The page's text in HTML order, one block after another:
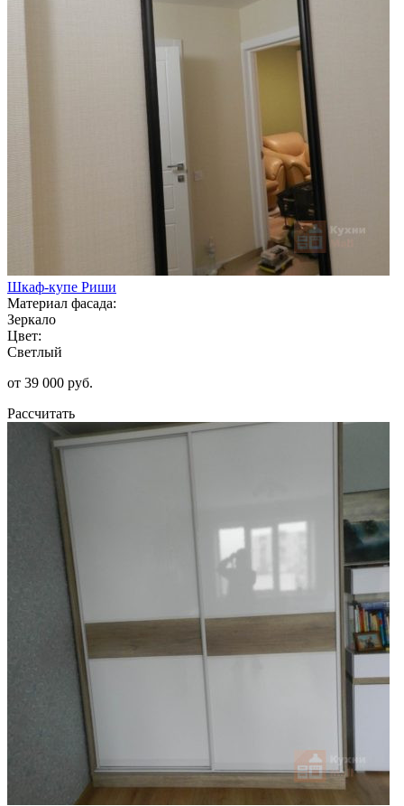
Шкаф-купе Риши
Материал фасада:
Зеркало
Цвет:
Светлый
от 39 000 руб.
Рассчитать